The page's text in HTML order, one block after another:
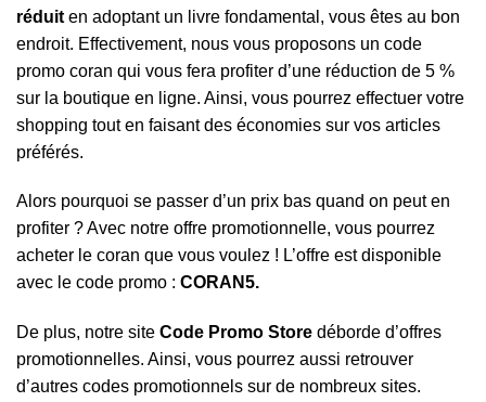
réduit en adoptant un livre fondamental, vous êtes au bon
endroit. Effectivement, nous vous proposons un code
promo coran qui vous fera profiter d’une réduction de 5 %
sur la boutique en ligne. Ainsi, vous pourrez effectuer votre
shopping tout en faisant des économies sur vos articles
préférés.
Alors pourquoi se passer d’un prix bas quand on peut en
profiter ? Avec notre offre promotionnelle, vous pourrez
acheter le coran que vous voulez ! L’offre est disponible
avec le code promo : CORAN5.
De plus, notre site Code Promo Store déborde d’offres
promotionnelles. Ainsi, vous pourrez aussi retrouver
d’autres codes promotionnels sur de nombreux sites.